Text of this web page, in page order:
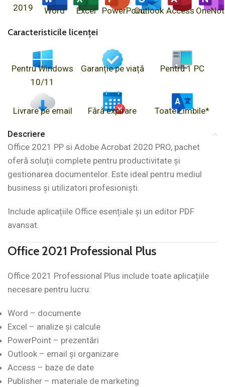
2019
Word Excel PowerPointOutlook Access
Caracteristicile licenței
Pentru Windows
10/11
Garanție pe viață Pentru 1 PC
Livrare pe email Fără expirare Toate Limbile*
Descriere
Office 2021 PP si Adobe Acrobat 2020 PRO, pachet
oferă soluții complete pentru productivitate și
gestionarea documentelor. Este ideal pentru mediul
business și utilizatori profesioniști.
Include aplicațiile Office esențiale și un editor PDF
avansat.
Office 2021 Professional Plus
Office 2021 Professional Plus include toate aplicațiile
necesare pentru lucru:
Word – documente
Excel – analize și calcule
PowerPoint – prezentări
Outlook – email și organizare
Access – baze de date
Publisher – materiale de marketing